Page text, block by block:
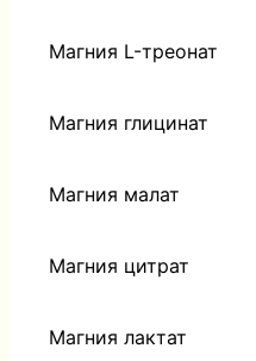
Магния L-треонат
Магния глицинат
Магния малат
Магния цитрат
Магния лактат